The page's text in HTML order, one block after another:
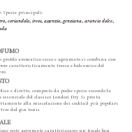
e Spezie principali:
coriandolo, ireos, assenzio, genziana, arancio dolce,
profilo aromatico secco e agrumato si combina con
caratteristicamente fresco e balsamico del
e diretto, composto da poche spezie secondo la
essenziale del classico London Dry. Si presta
alla miscelazione dei cocktail più popolari
dal gin tonic
note agrumate caratterizzano un finale ben